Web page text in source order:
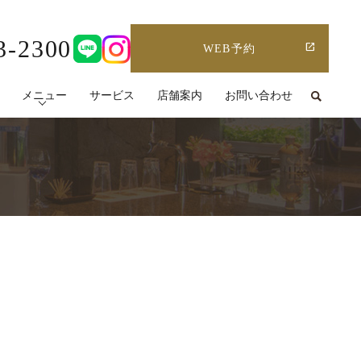
2300 WEB予約
メニュー サービス 店舗案内 お問い合わせ